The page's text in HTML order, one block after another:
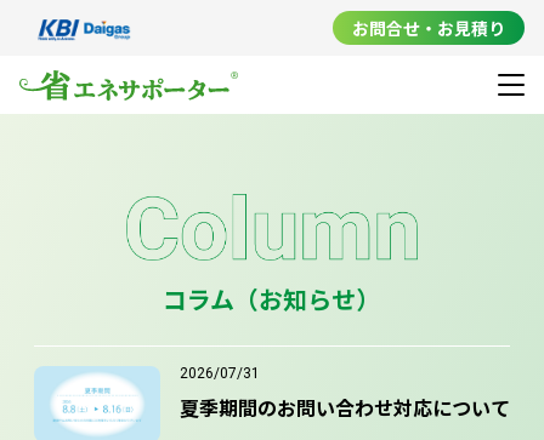
お問合せ・お見積り
コラム（お知らせ）
夏季期間のお問い合わせ対応について
2026/07/31